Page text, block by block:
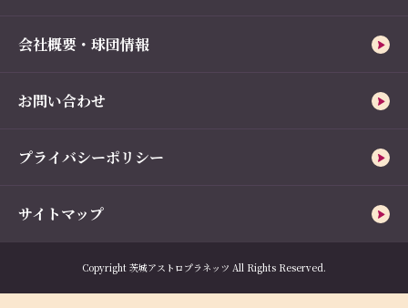
会社概要・球団情報
お問い合わせ
プライバシーポリシー
サイトマップ
Copyright 茨城アストロプラネッツ All Rights Reserved.